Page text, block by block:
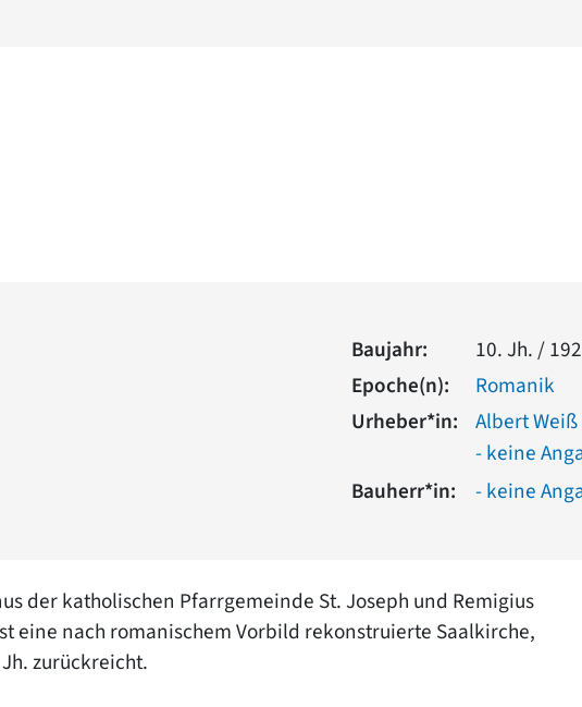
Baujahr:
10. Jh. /
Epoche(n):
Romanik
Urheber*in:
Albert Weiß
- keine
Bauherr*in:
- keine
der katholischen Pfarrgemeinde St. Joseph und Remigius
eine nach romanischem Vorbild rekonstruierte Saalkirche,
zurückreicht.